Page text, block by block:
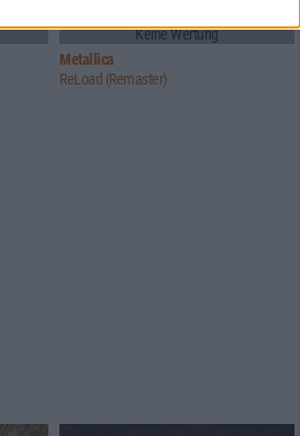
Keine Wertung
Metallica
ReLoad (Remaster)